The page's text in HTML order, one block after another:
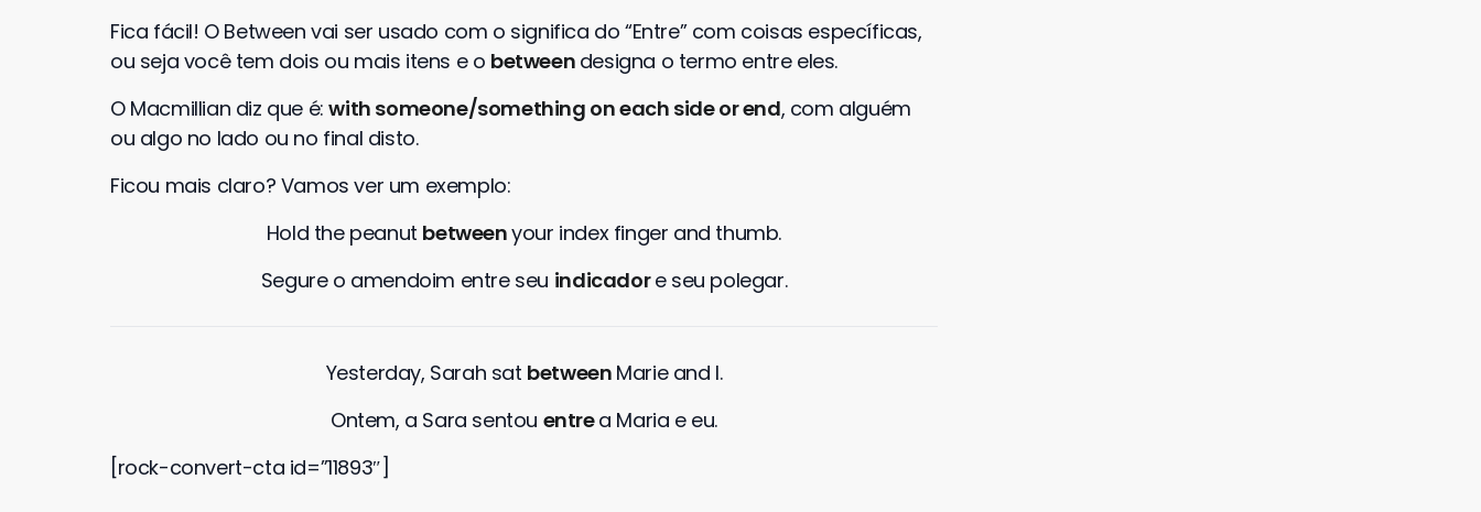
Fica fácil! O Between vai ser usado com o significa do “Entre” com coisas específicas,
ou seja você tem dois ou mais itens e o between designa o termo entre eles.
O Macmillian diz que é:with someone/something on each side or end, com alguém
ou algo no lado ou no final disto.
Ficou mais claro? Vamos ver um exemplo:
Hold the peanut betweenyour index finger and thumb.
Segure o amendoim entre seu indicadore seu polegar.
Yesterday, Sarah sat between Marie and I.
Ontem, a Sara sentou entrea Maria e eu.
[rock-convert-cta id=”11893″]